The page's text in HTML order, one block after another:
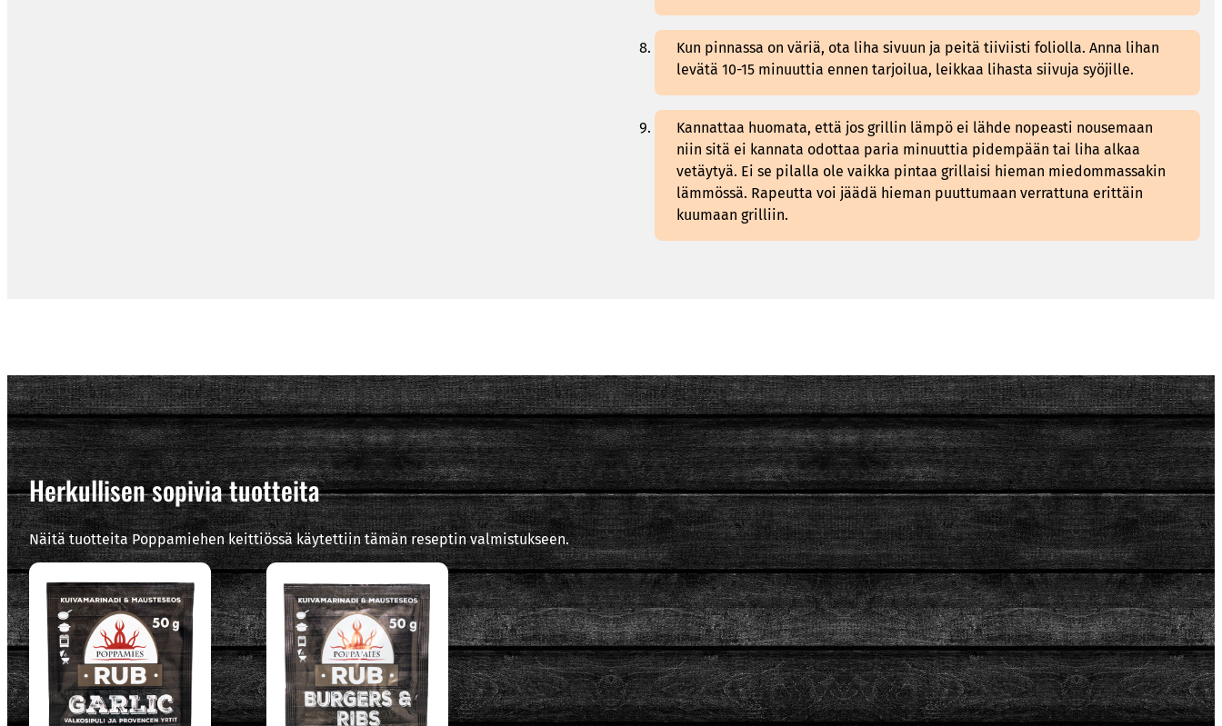
Kun pinnassa on väriä, ota liha sivuun ja peitä tiiviisti foliolla. Anna lihan
levätä 10-15 minuuttia ennen tarjoilua, leikkaa lihasta siivuja syöjille.
Kannattaa huomata, että jos grillin lämpö ei lähde nopeasti nousemaan
niin sitä ei kannata odottaa paria minuuttia pidempään tai liha alkaa
vetäytyä. Ei se pilalla ole vaikka pintaa grillaisi hieman miedommassakin
lämmössä. Rapeutta voi jäädä hieman puuttumaan verrattuna erittäin
kuumaan grilliin.
Herkullisen sopivia tuotteita
Näitä tuotteita Poppamiehen keittiössä käytettiin tämän reseptin valmistukseen.